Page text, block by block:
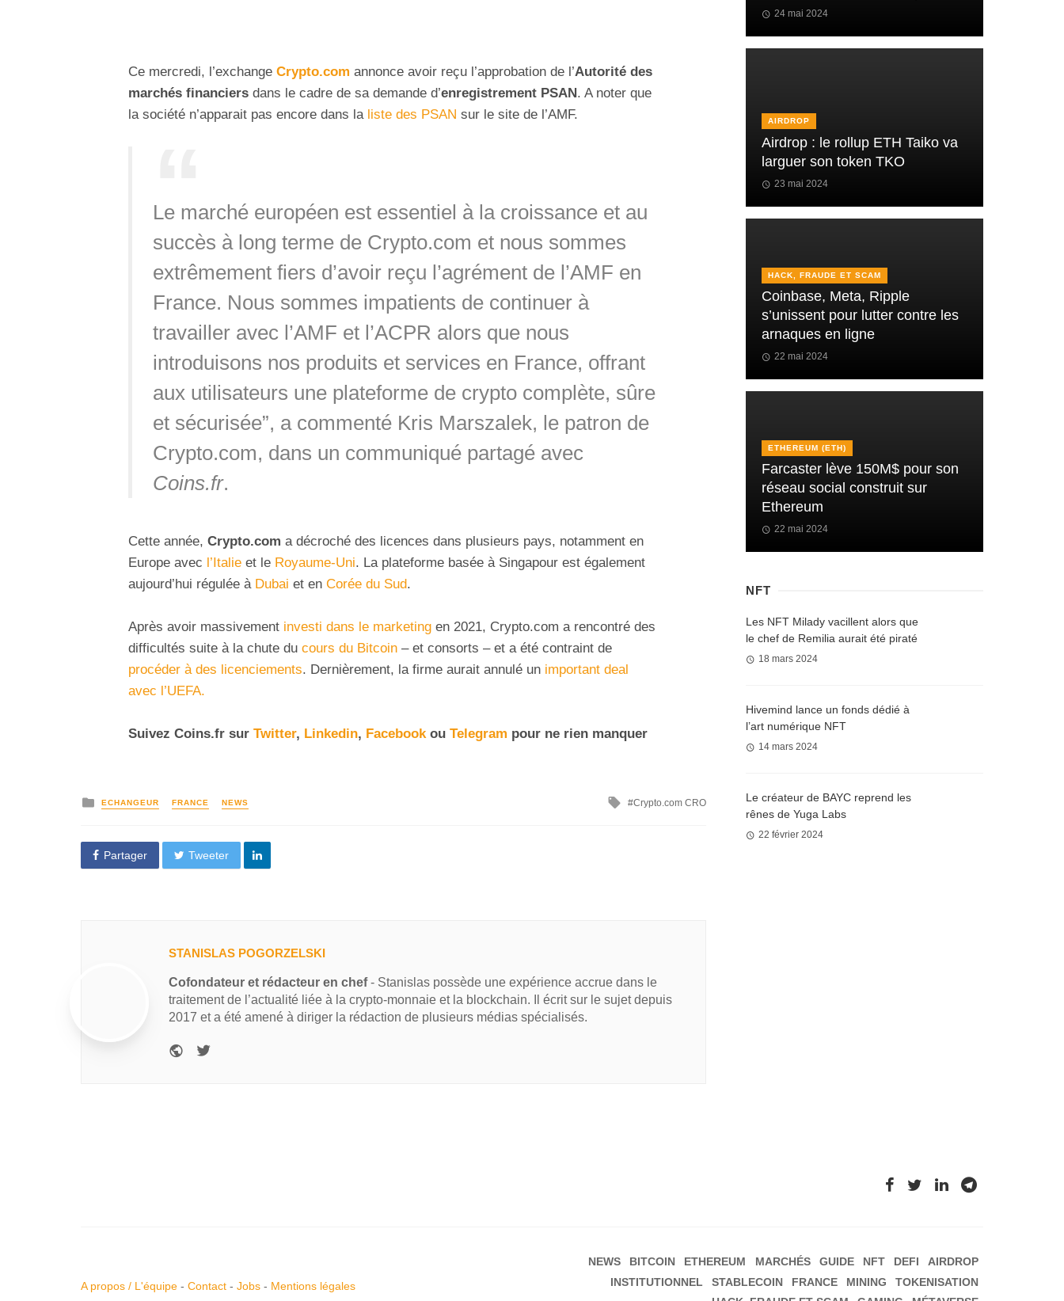
Ce mercredi, l’exchange Crypto.com annonce avoir reçu l’approbation de l’Autorité des
marchés financiers dans le cadre de sa demande d’enregistrement PSAN. A noter que
la société n’apparait pas encore dans la liste des PSAN sur le site de l’AMF.
Le marché européen est essentiel à la croissance et au
succès à long terme de Crypto.com et nous sommes
extrêmement fiers d’avoir reçu l’agrément de l’AMF en
France. Nous sommes impatients de continuer à
travailler avec l’AMF et l’ACPR alors que nous
introduisons nos produits et services en France, offrant
aux utilisateurs une plateforme de crypto complète, sûre
et sécurisée”, a commenté Kris Marszalek, le patron de
Crypto.com, dans un communiqué partagé avec
Coins.fr.
Cette année, Crypto.com a décroché des licences dans plusieurs pays, notamment en
Europe avec l’Italie et le Royaume-Uni. La plateforme basée à Singapour est également
aujourd’hui régulée à Dubai et en Corée du Sud.
Après avoir massivement investi dans le marketing en 2021, Crypto.com a rencontré des
difficultés suite à la chute du cours du Bitcoin – et consorts – et a été contraint de
procéder à des licenciements. Dernièrement, la firme aurait annulé un important deal
avec l’UEFA.
Suivez Coins.fr sur Twitter, Linkedin, Facebookou Telegram pour ne rien manquer
ECHANGEUR FRANCE NEWS Crypto.com CRO
Partager Tweeter
STANISLAS POGORZELSKI
Cofondateur et rédacteur en chef- Stanislas possède une expérience accrue dans le
traitement de l’actualité liée à la crypto-monnaie et la blockchain. Il écrit sur le sujet depuis
2017 et a été amené à diriger la rédaction de plusieurs médias spécialisés.
24 mai 2024
AIRDROP
Airdrop : le rollup ETH Taiko va
larguer son token TKO
23 mai 2024
HACK, FRAUDE ET SCAM
Coinbase, Meta, Ripple
s’unissent pour lutter contre les
arnaques en ligne
22 mai 2024
ETHEREUM (ETH)
Farcaster lève 150M$ pour son
réseau social construit sur
Ethereum
22 mai 2024
NFT
Les NFT Milady vacillent alors que
le chef de Remilia aurait été piraté
18 mars 2024
Hivemind lance un fonds dédié à
l’art numérique NFT
14 mars 2024
Le créateur de BAYC reprend les
rênes de Yuga Labs
22 février 2024
A propos / L'équipe - Contact - Jobs - Mentions légales
NEWS BITCOIN ETHEREUM MARCHÉS GUIDE NFT DEFI
AIRDROP
INSTITUTIONNEL
STABLECOIN FRANCE MINING
TOKENISATION